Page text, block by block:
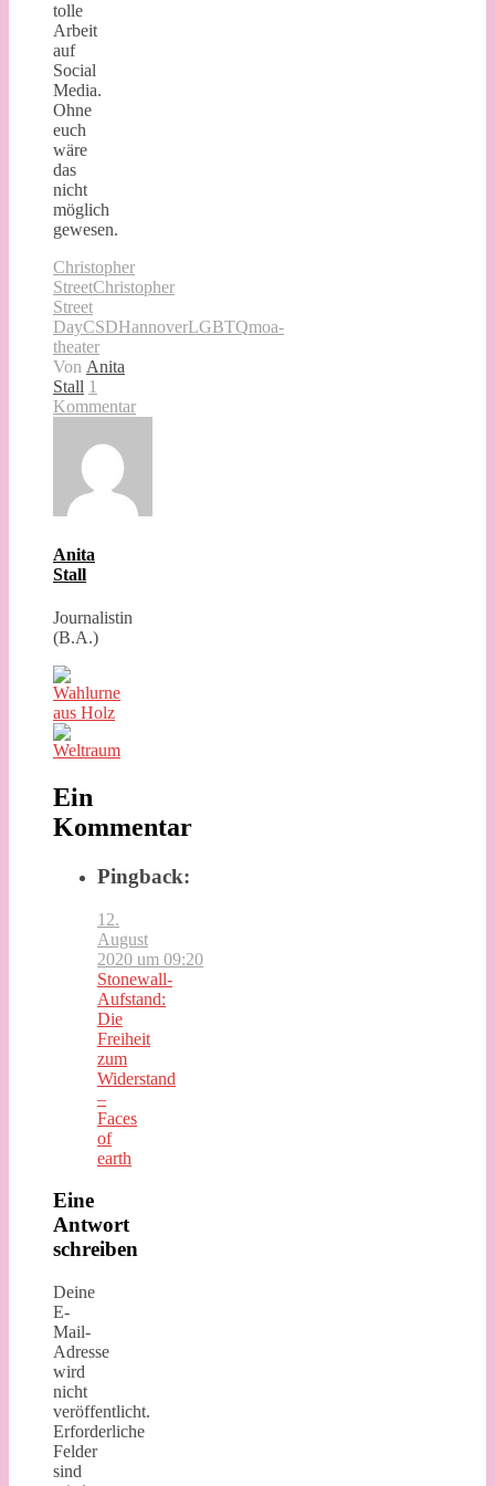
tolle
Arbeit
auf
Social
Media.
Ohne
euch
wäre
das
nicht
möglich
gewesen.
Christopher
StreetChristopher
Street
DayCSDHannoverLGBTQmoa-
theater
Von Anita
Stall 1
Kommentar
Anita
Stall
Journalistin
(B.A.)
Ein
Kommentar
Pingback:
12.
August
2020 um 09:20
Stonewall-
Aufstand:
Die
Freiheit
zum
Widerstand
–
Faces
of
earth
Eine
Antwort
schreiben
Deine
E-
Mail-
Adresse
wird
nicht
veröffentlicht.
Erforderliche
Felder
sind